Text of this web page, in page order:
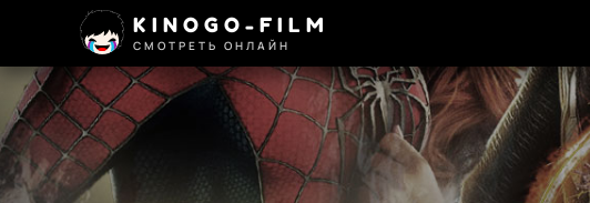
KINOGO-FILM
СМОТРЕТЬ ОНЛАЙН